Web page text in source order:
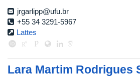
jrgarlipp@ufu.br
+55 34 3291-5967
Lattes
Lara Martim Rodrigues